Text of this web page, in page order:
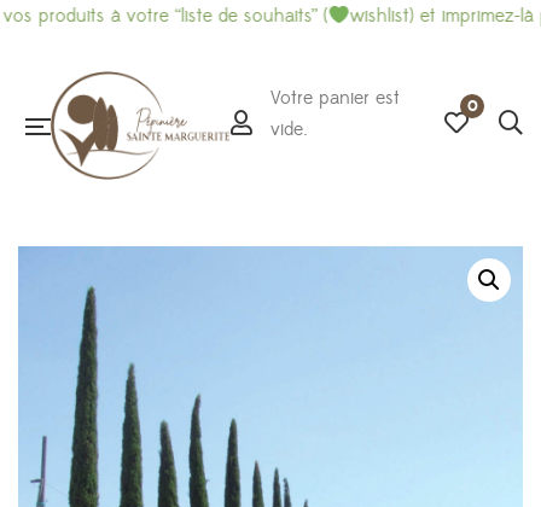
à votre “liste de souhaits” ( wishlist) et imprimez-là pour
Votre panier est
vide.
0